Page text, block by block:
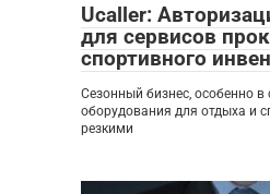
Ucaller:
для сервисов
спортивного
Сезонный бизнес, особенно в
оборудования для отдыха и
резкими